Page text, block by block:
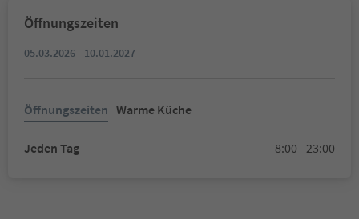
Öffnungszeiten
05.03.2026 - 10.01.2027
Öffnungszeiten Warme Küche
Jeden Tag 8:00 - 23:00